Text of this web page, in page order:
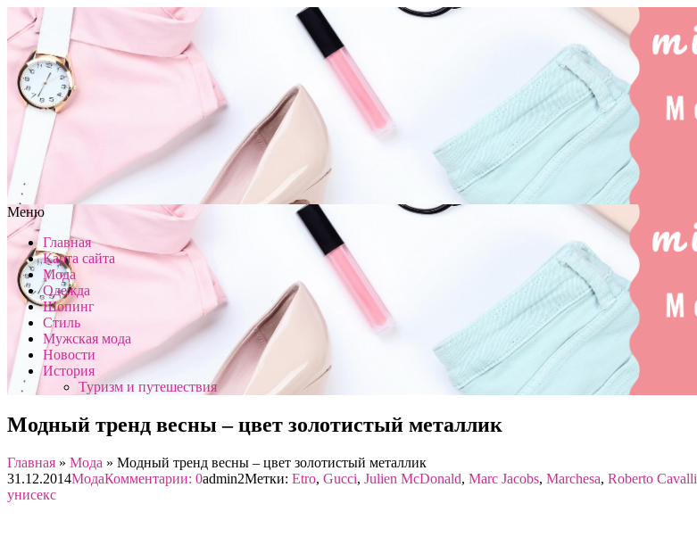
Меню
Главная
Карта сайта
Мода
Одежда
Шопинг
Стиль
Мужская мода
Новости
История
Туризм и путешествия
Модный тренд весны – цвет золотистый металлик
Главная » Мода » Модный тренд весны – цвет золотистый металлик
31.12.2014МодаКомментарии: 0admin2Метки: Etro, Gucci, Julien McDonald, Marc Jacobs, Marchesa, Roberto Cavalli
унисекс